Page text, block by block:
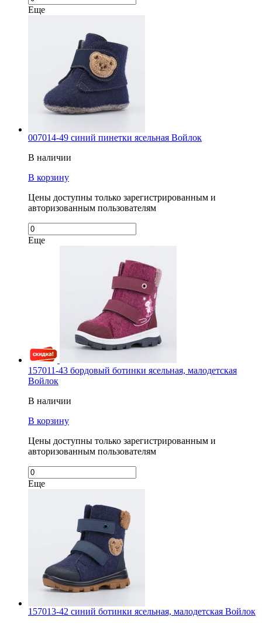
Еще
007014-49 синий пинетки ясельная Войлок
В наличии
В корзину
Цены доступны только зарегистрированным и
авторизованным пользователям
Еще
157011-43 бордовый ботинки ясельная, малодетская
Войлок
В наличии
В корзину
Цены доступны только зарегистрированным и
авторизованным пользователям
Еще
157013-42 синий ботинки ясельная, малодетская Войлок